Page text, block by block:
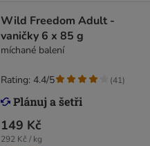
Wild Freedom Adult -
vaničky 6 x 85 g
míchané balení
149 Kč
292 Kč / kg
Rating: 4.4/5 (41)